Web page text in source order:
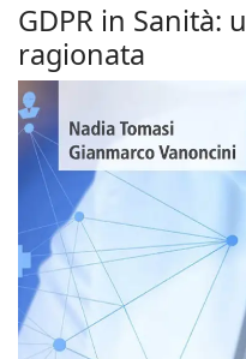
GDPR in Sanità:
ragionata